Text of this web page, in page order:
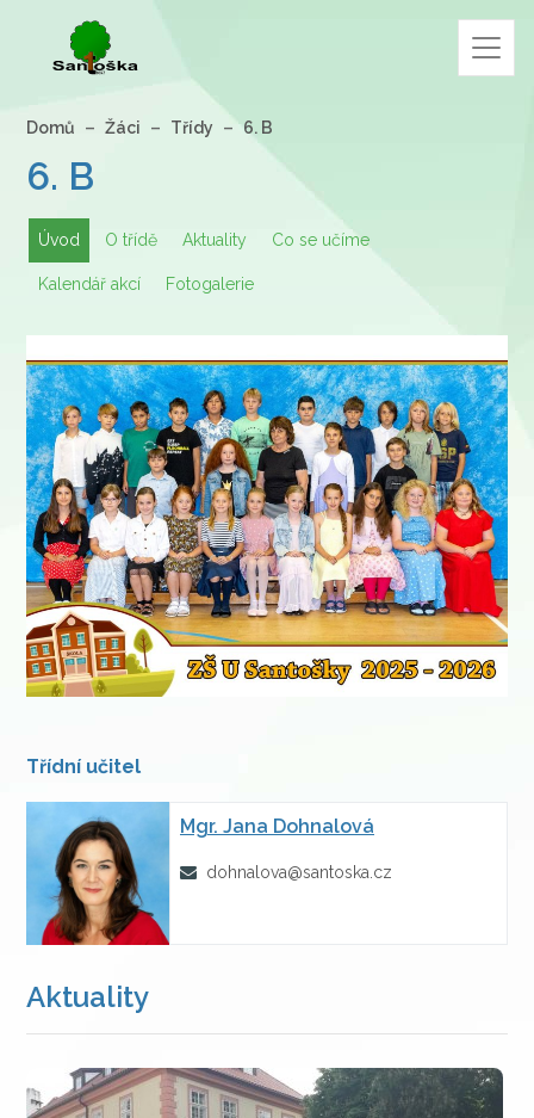
Domů Žáci Třídy 6. B
6. B
Úvod O třídě Aktuality Co se učíme
Kalendář akcí Fotogalerie
Třídní učitel
Mgr. Jana Dohnalová
dohnalova@santoska.cz
Aktuality